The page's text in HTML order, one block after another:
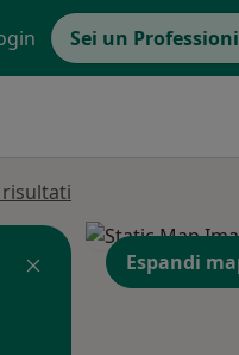
Sei un
Espandi